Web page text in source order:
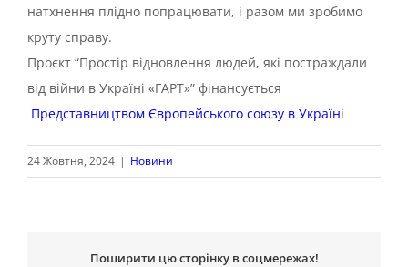
натхнення плідно попрацювати, і разом ми зробимо
круту справу.
Проєкт “Простір відновлення людей, які постраждали
від війни в Україні «ГАРТ»” фінансується
Представництвом Європейського союзу в Україні
24 Жовтня, 2024 | Новини
Поширити цю сторінку в соцмережах!